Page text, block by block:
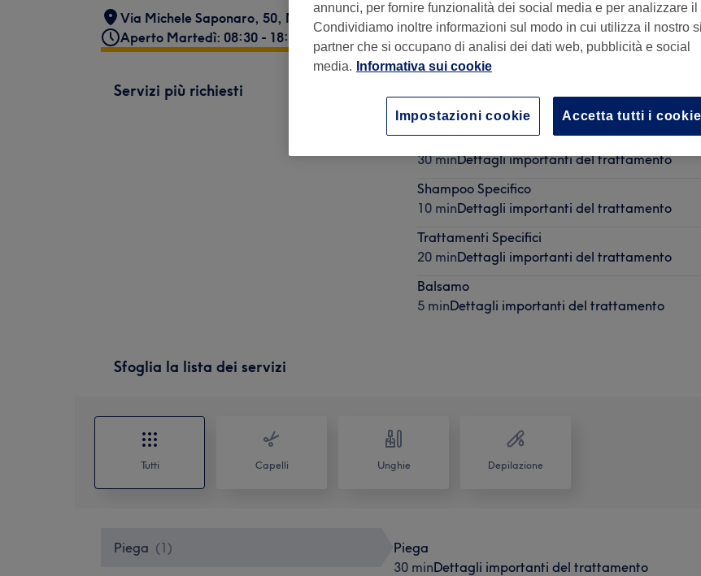
Via Michele Saponaro, 50, Milano, 20142
Aperto Martedì: 08:30 - 18:30
Servizi più richiesti
1 ora 15 minDettagli importanti del trattamento
Piega
30 minDettagli importanti del trattamento
Shampoo Specifico
10 minDettagli importanti del trattamento
Trattamenti Specifici
20 minDettagli importanti del trattamento
Balsamo
5 minDettagli importanti del trattamento
Sfoglia la lista dei servizi
Tutti Capelli Unghie Depilazione
Piega (1 )
Piega
30 minDettagli importanti del trattamento
annunci, per fornire funzionalità dei social media e per analizzare il
Condividiamo inoltre informazioni sul modo in cui utilizza il nostro
partner che si occupano di analisi dei dati web, pubblicità e social
media.
Informativa sui cookie
Accetta tutti i cookie
Impostazioni cookie